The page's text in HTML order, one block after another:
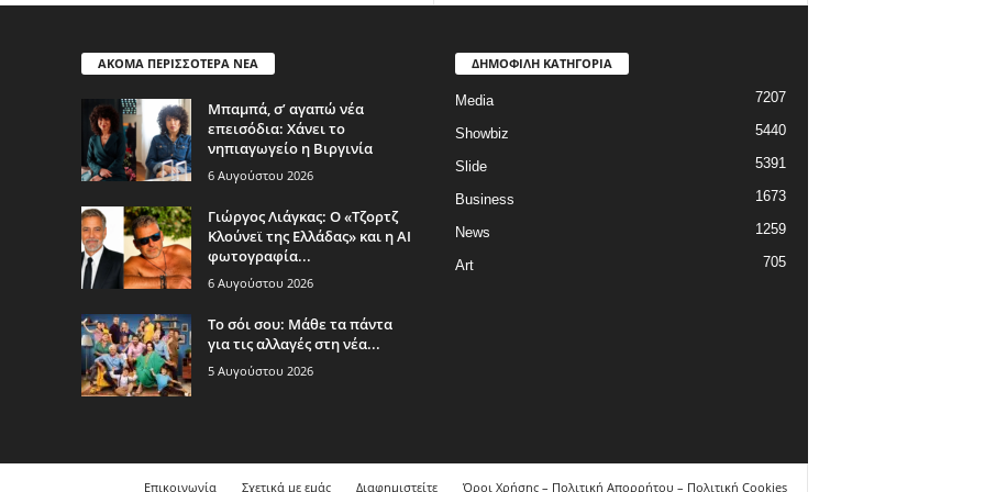
ΑΚΟΜΑ ΠΕΡΙΣΣΟΤΕΡΑ ΝΕΑ
Μπαμπά, σ’ αγαπώ νέα
επεισόδια: Χάνει το
νηπιαγωγείο η Βιργινία
6 Αυγούστου 2026
Γιώργος Λιάγκας: Ο «Τζορτζ
Κλούνεϊ της Ελλάδας» και η AI
φωτογραφία...
6 Αυγούστου 2026
Το σόι σου: Μάθε τα πάντα
για τις αλλαγές στη νέα...
5 Αυγούστου 2026
ΔΗΜΟΦΙΛΗ ΚΑΤΗΓΟΡΙΑ
Media 7207
Showbiz 5440
Slide 5391
Business 1673
News 1259
Art 705
Επικοινωνία Σχετικά με εμάς Διαφημιστείτε Όροι Χρήσης – Πολιτική Απορρήτου – Πολιτική Cookies